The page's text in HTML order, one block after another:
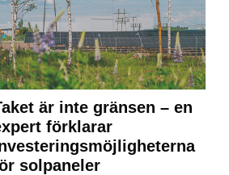
är inte gränsen – en
förklarar
solpaneler